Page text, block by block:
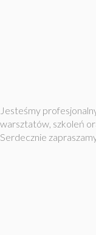
Jesteśmy
warsztatów, szkoleń
Serdecznie